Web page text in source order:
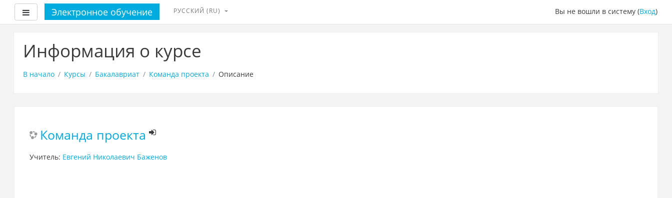
основному
Боковая панель
Электронное обучение Вы не вошли в систему (Вход)
РУССКИЙ ‎(RU)‎
Информация о курсе
В начало Курсы Бакалавриат Команда проекта Описание
Команда проекта
Учитель: Евгений Николаевич Баженов